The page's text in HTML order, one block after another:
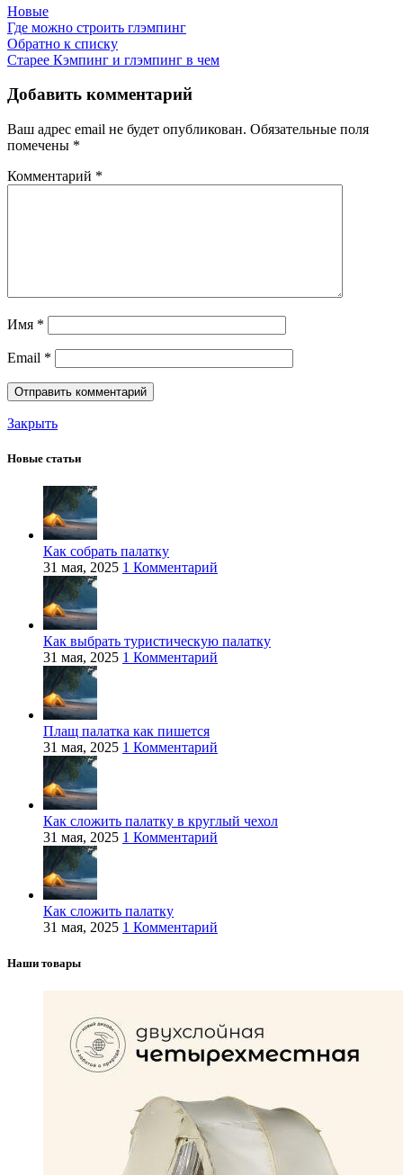
Новые
Где можно строить глэмпинг
Обратно к списку
Старее Кэмпинг и глэмпинг в чем
Добавить комментарий
Ваш адрес email не будет опубликован. Обязательные поля
помечены *
Комментарий *
Имя *
Email *
Закрыть
Новые статьи
Как собрать палатку
31 мая, 2025 1 Комментарий
Как выбрать туристическую палатку
31 мая, 2025 1 Комментарий
Плащ палатка как пишется
31 мая, 2025 1 Комментарий
Как сложить палатку в круглый чехол
31 мая, 2025 1 Комментарий
Как сложить палатку
31 мая, 2025 1 Комментарий
Наши товары